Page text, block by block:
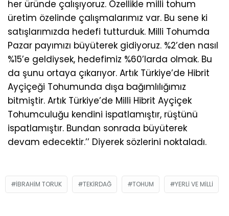
her üründe çalışıyoruz. Özellikle milli tohum
üretim özelinde çalışmalarımız var. Bu sene ki
satışlarımızda hedefi tutturduk. Milli Tohumda
Pazar payımızı büyüterek gidiyoruz. %2’den nasıl
%15’e geldiysek, hedefimiz %60’larda olmak. Bu
da şunu ortaya çıkarıyor. Artık Türkiye’de Hibrit
Ayçiçeği Tohumunda dışa bağımlılığımız
bitmiştir. Artık Türkiye’de Milli Hibrit Ayçiçek
Tohumculuğu kendini ispatlamıştır, rüştünü
ispatlamıştır. Bundan sonrada büyüterek
devam edecektir.’’ Diyerek sözlerini noktaladı.
IBRAHIM TORUK TEKIRDAĞ TOHUM YERLI VE MILLI